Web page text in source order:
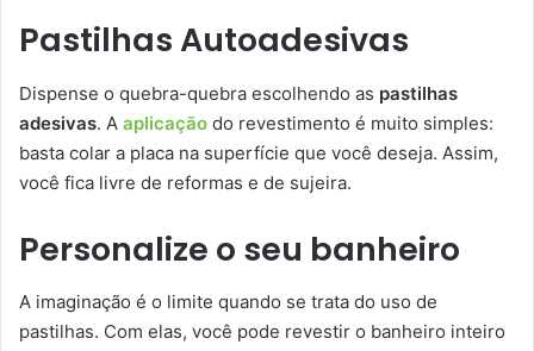
Pastilhas Autoadesivas
Dispense o quebra-quebra escolhendo as pastilhas
adesivas. A aplicação do revestimento é muito simples:
basta colar a placa na superfície que você deseja. Assim,
você fica livre de reformas e de sujeira.
Personalize o seu banheiro
A imaginação é o limite quando se trata do uso de
pastilhas. Com elas, você pode revestir o banheiro inteiro